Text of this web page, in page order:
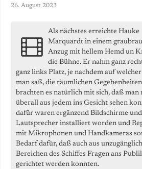
26. August 2023
Als nächstes erreichte Hauke
Marquardt in einem
Anzug mit hellem Hemd un
die Bühne. Er nahm ganz
ganz links Platz, je nachdem auf
man saß, die räumlichen Gegebenheiten
brachten es natürlich mit sich, daß man
überall aus jedem ins Gesicht sehen
dafür waren ergänzend Bildschirme und
Lautsprecher installiert worden und
mit Mikrophonen und Handkameras
Bedarf dafür, daß auch aus
Bereichen des Schiffes Fragen ans
gerichtet werden konnten.